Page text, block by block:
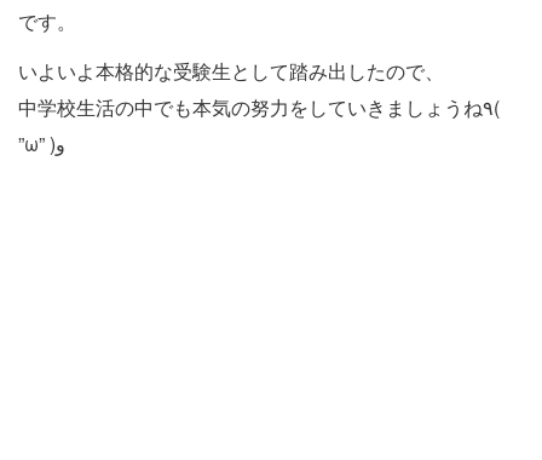
です。
いよいよ本格的な受験生として踏み出したので、
中学校生活の中でも本気の努力をしていきましょうね٩(
”ω” )و